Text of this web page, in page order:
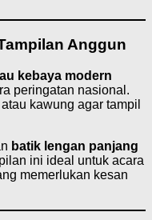
Anggun
kebaya modern
peringatan nasional.
kawung agar tampil
batik lengan panjang
ini ideal untuk acara
memerlukan kesan